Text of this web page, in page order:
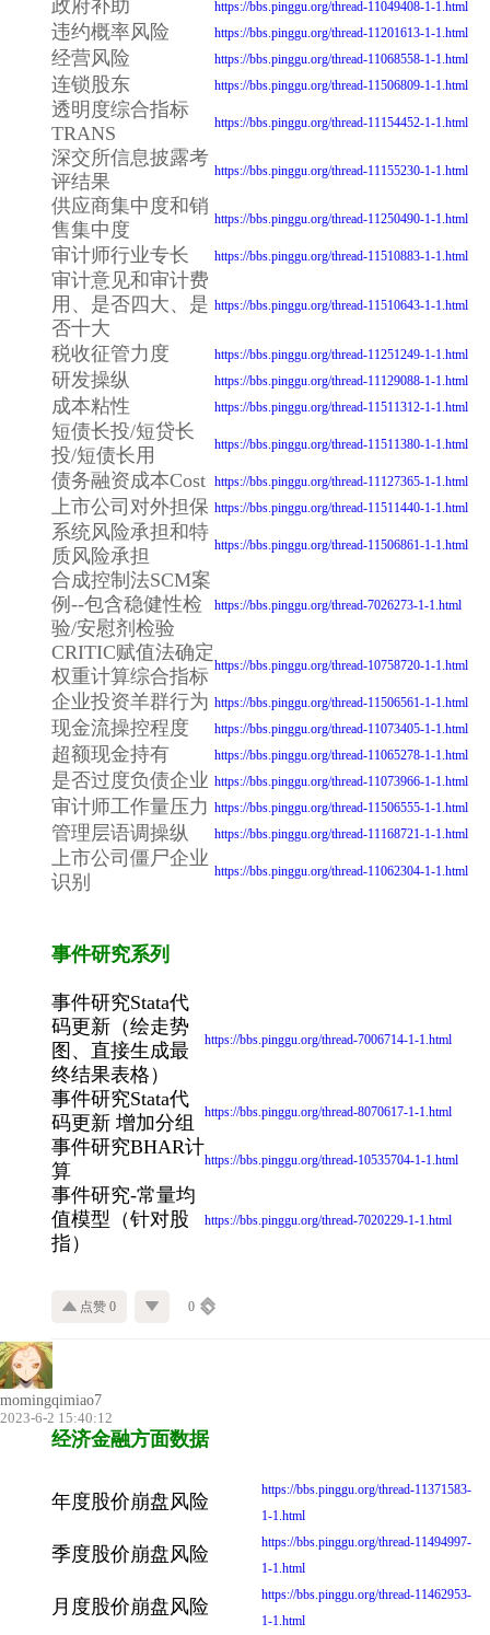
政府补助 https://bbs.pinggu.org/thread-11049408-1-1.html
违约概率风险 https://bbs.pinggu.org/thread-11201613-1-1.html
经营风险 https://bbs.pinggu.org/thread-11068558-1-1.html
连锁股东 https://bbs.pinggu.org/thread-11506809-1-1.html
透明度综合指标
TRANS
https://bbs.pinggu.org/thread-11154452-1-1.html
深交所信息披露考
评结果
https://bbs.pinggu.org/thread-11155230-1-1.html
供应商集中度和销
售集中度
https://bbs.pinggu.org/thread-11250490-1-1.html
审计师行业专长 https://bbs.pinggu.org/thread-11510883-1-1.html
审计意见和审计费
用、是否四大、是
否十大
https://bbs.pinggu.org/thread-11510643-1-1.html
税收征管力度 https://bbs.pinggu.org/thread-11251249-1-1.html
研发操纵 https://bbs.pinggu.org/thread-11129088-1-1.html
成本粘性 https://bbs.pinggu.org/thread-11511312-1-1.html
短债长投/短贷长
投/短债长用
https://bbs.pinggu.org/thread-11511380-1-1.html
债务融资成本Cost https://bbs.pinggu.org/thread-11127365-1-1.html
上市公司对外担保 https://bbs.pinggu.org/thread-11511440-1-1.html
系统风险承担和特
质风险承担
https://bbs.pinggu.org/thread-11506861-1-1.html
合成控制法SCM案
例--包含稳健性检
验/安慰剂检验
https://bbs.pinggu.org/thread-7026273-1-1.html
CRITIC赋值法确定
权重计算综合指标 https://bbs.pinggu.org/thread-10758720-1-1.html
企业投资羊群行为 https://bbs.pinggu.org/thread-11506561-1-1.html
现金流操控程度 https://bbs.pinggu.org/thread-11073405-1-1.html
超额现金持有 https://bbs.pinggu.org/thread-11065278-1-1.html
是否过度负债企业 https://bbs.pinggu.org/thread-11073966-1-1.html
审计师工作量压力 https://bbs.pinggu.org/thread-11506555-1-1.html
管理层语调操纵 https://bbs.pinggu.org/thread-11168721-1-1.html
上市公司僵尸企业
识别
https://bbs.pinggu.org/thread-11062304-1-1.html
事件研究系列
事件研究Stata代
码更新（绘走势
图、直接生成最
终结果表格）
https://bbs.pinggu.org/thread-7006714-1-1.html
事件研究Stata代
码更新 增加分组
https://bbs.pinggu.org/thread-8070617-1-1.html
事件研究BHAR计
算
https://bbs.pinggu.org/thread-10535704-1-1.html
事件研究-常量均
值模型（针对股
指）
https://bbs.pinggu.org/thread-7020229-1-1.html
点赞 0 0
momingqimiao7
2023-6-2 15:40:12
经济金融方面数据
年度股价崩盘风险
https://bbs.pinggu.org/thread-11371583-
1-1.html
季度股价崩盘风险
https://bbs.pinggu.org/thread-11494997-
1-1.html
月度股价崩盘风险
https://bbs.pinggu.org/thread-11462953-
1-1.html